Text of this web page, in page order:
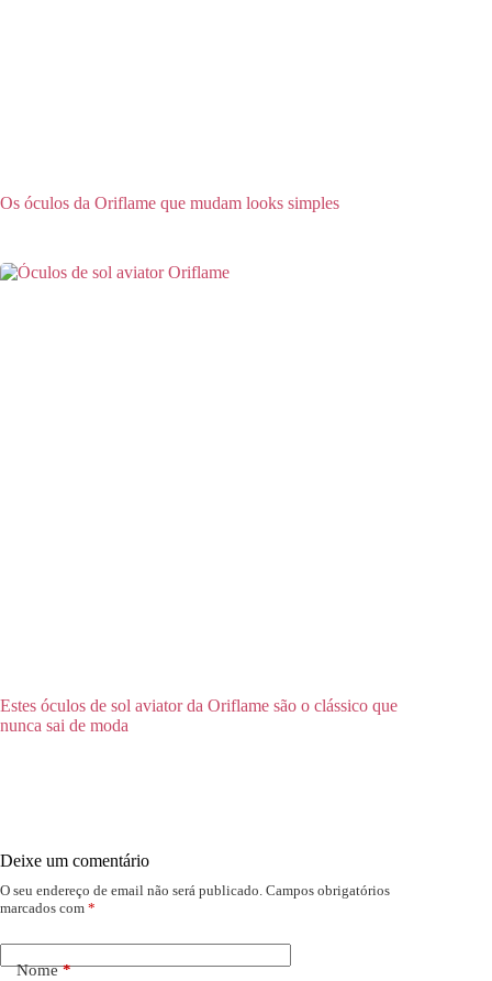
Os óculos da Oriflame que mudam looks simples
Estes óculos de sol aviator da Oriflame são o clássico que
nunca sai de moda
Deixe um comentário
O seu endereço de email não será publicado. Campos obrigatórios
marcados com *
Nome*